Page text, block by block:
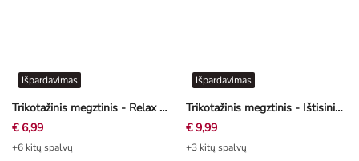
Trikotažinis megztinis - Relax Fit - rožinė
Išpardavimas
€ 6,99
+6 kitų spalvų
Trikotažinis megztinis - Ištisinis raštas - rožinė
Išpardavimas
€ 9,99
+3 kitų spalvų